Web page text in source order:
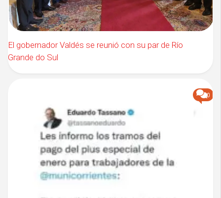
El gobernador Valdés se reunió con su par de Río
Grande do Sul
0